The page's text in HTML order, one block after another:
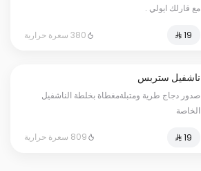
مع قارلك ايولي .
380 سعرة حرارية
ناشفيل ستربس
صدور دجاج طرية ومتبلةمغطاة بخلطة الناشفيل
الخاصة
809 سعرة حرارية